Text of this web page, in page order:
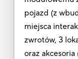
pojazd (z
miejsca
zwrotów, 3
oraz akcesoria